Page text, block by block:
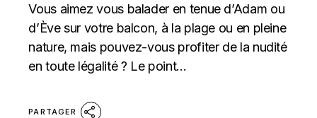
Vous aimez vous balader en tenue d’Adam ou
d’Ève sur votre balcon, à la plage ou en pleine
nature, mais pouvez-vous profiter de la nudité
en toute légalité ? Le point...
PARTAGER